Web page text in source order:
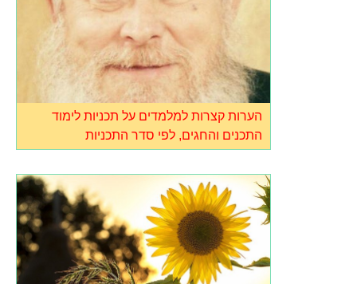
הערות קצרות למלמדים על תכניות לימוד
התכנים והחגים, לפי סדר התכניות